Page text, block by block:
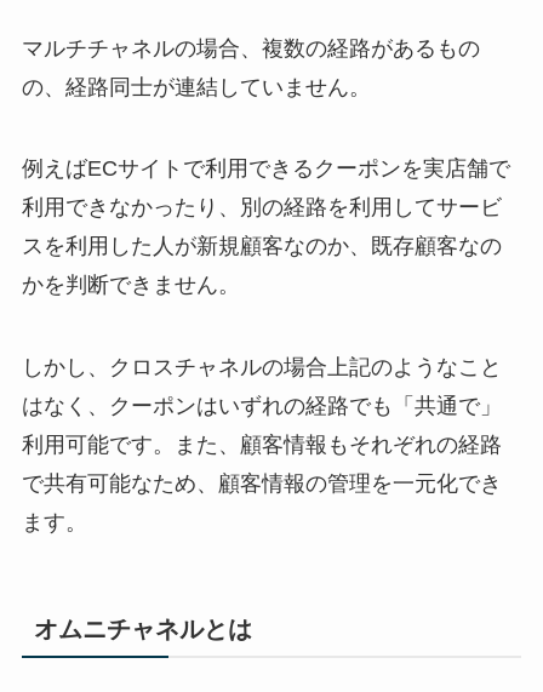
マルチチャネルの場合、複数の経路があるもの
の、経路同士が連結していません。
例えばECサイトで利用できるクーポンを実店舗で
利用できなかったり、別の経路を利用してサービ
スを利用した人が新規顧客なのか、既存顧客なの
かを判断できません。
しかし、クロスチャネルの場合上記のようなこと
はなく、クーポンはいずれの経路でも「共通で」
利用可能です。また、顧客情報もそれぞれの経路
で共有可能なため、顧客情報の管理を一元化でき
ます。
オムニチャネルとは